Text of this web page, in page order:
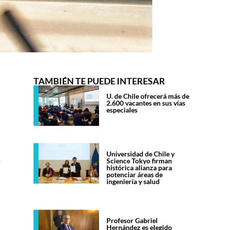
TAMBIÉN TE PUEDE INTERESAR
U. de Chile ofrecerá más de
2.600 vacantes en sus vías
especiales
Universidad de Chile y
Science Tokyo firman
histórica alianza para
potenciar áreas de
ingeniería y salud
Profesor Gabriel
Hernández es elegido